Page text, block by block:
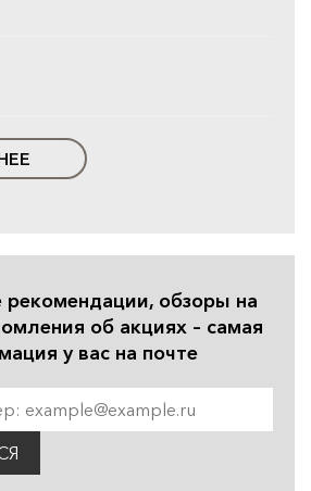
рекомендации, обзоры на
об акциях – самая
у вас на почте